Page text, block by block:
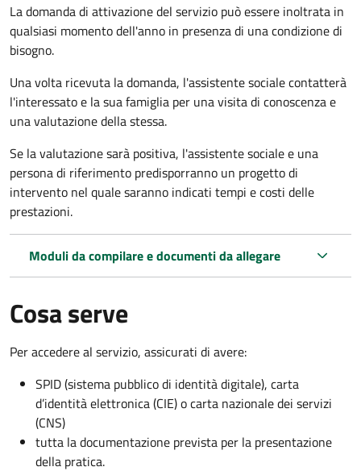
La domanda di attivazione del servizio può essere inoltrata in
qualsiasi momento dell'anno in presenza di una condizione di
bisogno.
Una volta ricevuta la domanda, l'assistente sociale contatterà
l'interessato e la sua famiglia per una visita di conoscenza e
una valutazione della stessa.
Se la valutazione sarà positiva, l'assistente sociale e una
persona di riferimento predisporranno un progetto di
intervento nel quale saranno indicati tempi e costi delle
prestazioni.
Moduli da compilare e documenti da allegare
Cosa serve
Per accedere al servizio, assicurati di avere:
SPID (sistema pubblico di identità digitale), carta
d’identità elettronica (CIE) o carta nazionale dei servizi
(CNS)
tutta la documentazione prevista per la presentazione
della pratica.